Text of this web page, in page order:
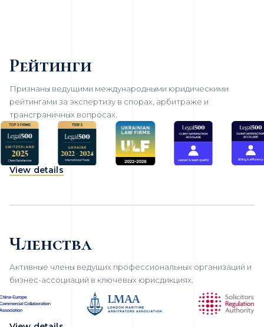
Рейтинги
Признаны ведущими международными юридическими
рейтингами за экспертизу в спорах, арбитраже и
трансграничных вопросах.
View details
Членства
Активные члены ведущих профессиональных организаций и
бизнес-ассоциаций в ключевых юрисдикциях.